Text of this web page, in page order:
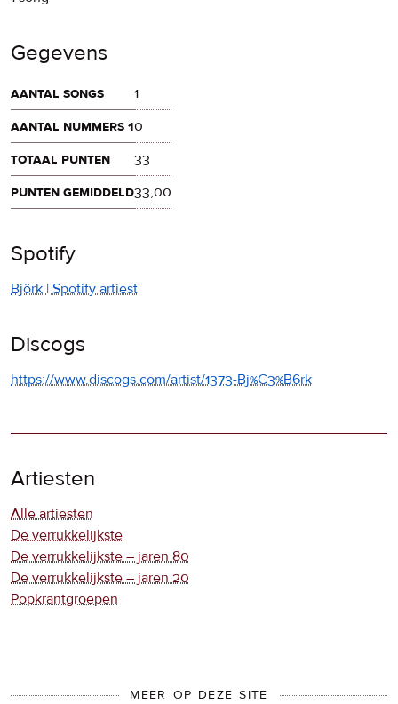
Gegevens
aantal songs
1
aantal nummers 10
totaal punten
33
punten gemiddeld33,00
Spotify
Björk | Spotify artiest
Discogs
https://www.discogs.com/artist/1373-Bj%C3%B6rk
Artiesten
Alle artiesten
De verrukkelijkste
De verrukkelijkste – jaren 80
De verrukkelijkste – jaren 20
Popkrantgroepen
MEER OP DEZE SITE